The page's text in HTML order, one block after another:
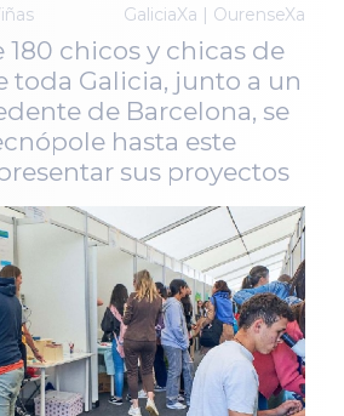
GaliciaXa | OurenseXa
chicos y chicas de
toda Galicia, junto a un
de Barcelona, se
hasta este
sus proyectos